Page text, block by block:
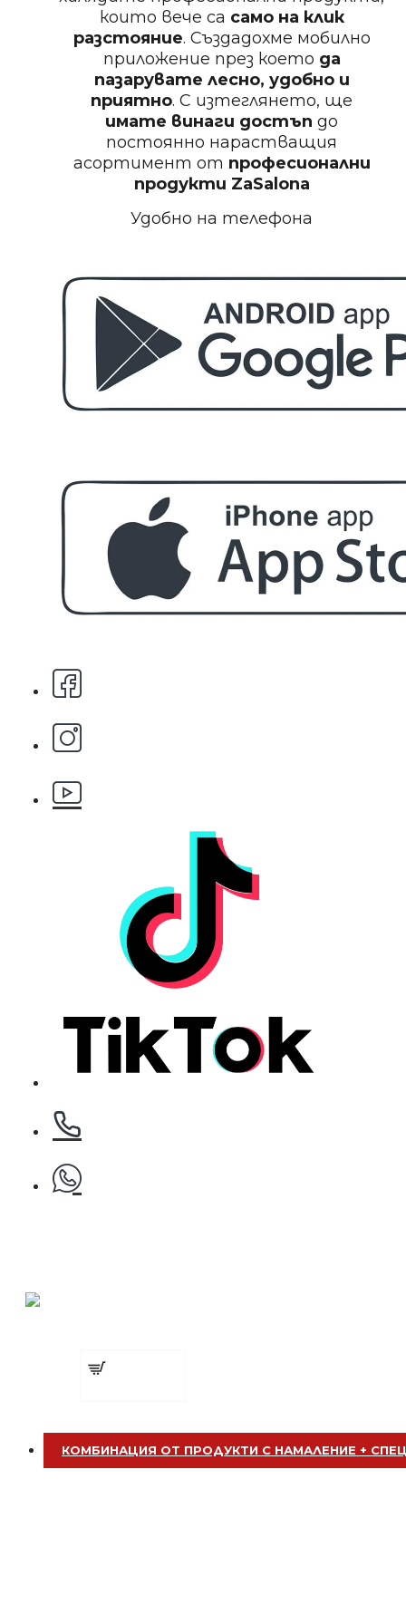
БЕЗПЛАТНО
Пила за нокти
БЕЗПЛАТНО
Пила за полиране на нокти
БЕЗПЛАТНО
БЕЗПЛАТНО
За поръчка над € 40.00 (78.23 лв.)
Стипца 20 броя в кибрит
Клипс тип щъркел 1 брой
Клипс тип щъркел 1 брой
БЕЗПЛАТНО
които вече са само на клик
разстояние. Създадохме мобилно
приложение през което да
пазарувате лесно, удобно и
приятно. С изтеглянето, ще
имате винаги достъп до
постоянно нарастващия
асортимент от професионални
продукти ZaSalona
Удобно на телефона
КОМБИНАЦИЯ ОТ ПРОДУКТИ С НАМАЛЕНИЕ +